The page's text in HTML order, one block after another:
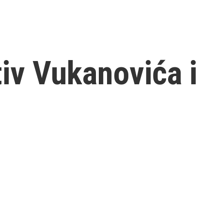
Vukanovića i